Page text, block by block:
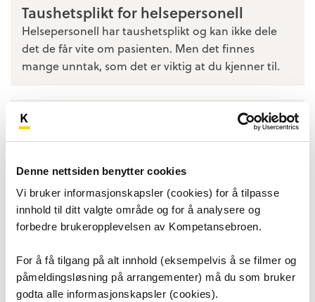
Denne nettsiden benytter cookies
Vi bruker informasjonskapsler (cookies) for å tilpasse
innhold til ditt valgte område og for å analysere og
forbedre brukeropplevelsen av Kompetansebroen.
For å få tilgang på alt innhold (eksempelvis å se filmer og
påmeldingsløsning på arrangementer) må du som bruker
godta alle informasjonskapsler (cookies).
Taushetsplikt for helsepersonell
Helsepersonell har taushetsplikt og kan ikke dele
det de får vite om pasienten. Men det finnes
mange unntak, som det er viktig at du kjenner til.